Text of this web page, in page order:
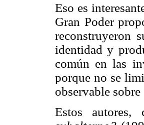
Eso es
Gran Poder
reconstruyeron
identidad y
común en las
porque no se
observable
Estos